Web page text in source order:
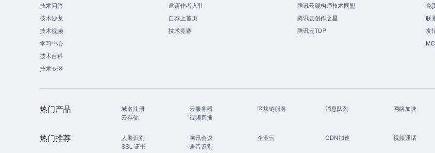
技术问答
技术沙龙
技术视频
学习中心
技术百科
技术专区
邀请作者入驻
自荐上首页
技术竞赛
腾讯云架构师技术同盟
腾讯云创作之星
腾讯云TDP
免
联
友
热门产品 域名注册 云服务器 区块链服务 消息队列
网络加速
云存储
视频直播
热门推荐 人脸识别 腾讯会议 企业云 CDN加速
视频通话
SSL 证书
语音识别